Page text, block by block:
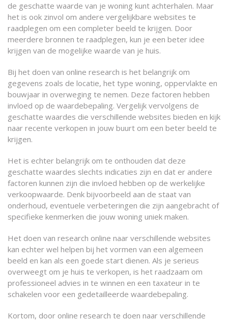
de geschatte waarde van je woning kunt achterhalen. Maar
het is ook zinvol om andere vergelijkbare websites te
raadplegen om een completer beeld te krijgen. Door
meerdere bronnen te raadplegen, kun je een beter idee
krijgen van de mogelijke waarde van je huis.
Bij het doen van online research is het belangrijk om
gegevens zoals de locatie, het type woning, oppervlakte en
bouwjaar in overweging te nemen. Deze factoren hebben
invloed op de waardebepaling. Vergelijk vervolgens de
geschatte waardes die verschillende websites bieden en kijk
naar recente verkopen in jouw buurt om een beter beeld te
krijgen.
Het is echter belangrijk om te onthouden dat deze
geschatte waardes slechts indicaties zijn en dat er andere
factoren kunnen zijn die invloed hebben op de werkelijke
verkoopwaarde. Denk bijvoorbeeld aan de staat van
onderhoud, eventuele verbeteringen die zijn aangebracht of
specifieke kenmerken die jouw woning uniek maken.
Het doen van research online naar verschillende websites
kan echter wel helpen bij het vormen van een algemeen
beeld en kan als een goede start dienen. Als je serieus
overweegt om je huis te verkopen, is het raadzaam om
professioneel advies in te winnen en een taxateur in te
schakelen voor een gedetailleerde waardebepaling.
Kortom, door online research te doen naar verschillende